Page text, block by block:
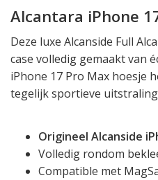
Alcantara iPhone
Deze luxe Alcanside Full
case volledig gemaakt van
iPhone 17 Pro Max hoesje
tegelijk sportieve
Origineel Alcanside
Volledig rondom
Compatible met